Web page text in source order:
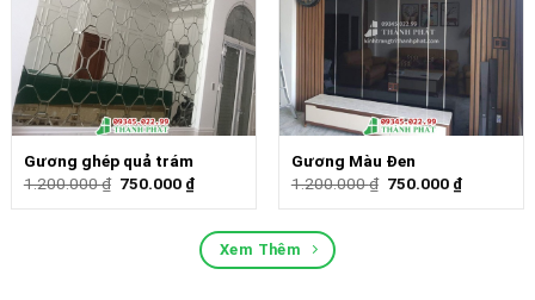
Gương ghép quả trám
1.200.000₫ 750.000 ₫
Gương Màu Đen
1.200.000₫ 750.000 ₫
Xem Thêm